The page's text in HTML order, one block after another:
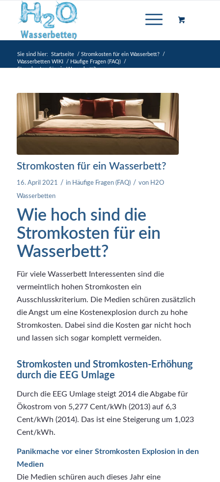
Sie sind hier: Startseite / Stromkosten für ein Wasserbett?
/
Wasserbetten WIKI
/ Häufige Fragen (FAQ)
/
Stromkosten für ein Wasserbett?
Stromkosten für ein Wasserbett?
16. April 2021 / in Häufige Fragen (FAQ) / von H2O
Wasserbetten
Wie hoch sind die
Stromkosten für ein
Wasserbett?
Für viele Wasserbett Interessenten sind die
vermeintlich hohen Stromkosten ein
Ausschlusskriterium. Die Medien schüren zusätzlich
die Angst um eine Kostenexplosion durch zu hohe
Stromkosten. Dabei sind die Kosten gar nicht hoch
und lassen sich sogar komplett vermeiden.
Stromkosten und Stromkosten-Erhöhung
durch die EEG Umlage
Durch die EEG Umlage steigt 2014 die Abgabe für
Ökostrom von 5,277 Cent/kWh (2013) auf 6,3
Cent/kWh (2014). Das ist eine Steigerung um 1,023
Cent/kWh.
Panikmache vor einer Stromkosten Explosion in den
Medien
Die Medien schüren auch dieses Jahr eine